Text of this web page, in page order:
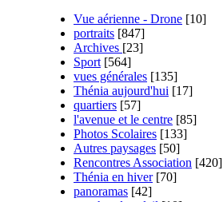
Vue aérienne - Drone [10]
portraits [847]
Archives [23]
Sport [564]
vues générales [135]
Thénia aujourd'hui [17]
quartiers [57]
l'avenue et le centre [85]
Photos Scolaires [133]
Autres paysages [50]
Rencontres Association [420]
Thénia en hiver[70]
panoramas [42]